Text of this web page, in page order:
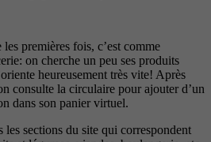
premières fois, c’est comme
on cherche un peu ses produits
heureusement très vite! Après
consulte la circulaire pour ajouter d’un
dans son panier virtuel.
les sections du site qui correspondent